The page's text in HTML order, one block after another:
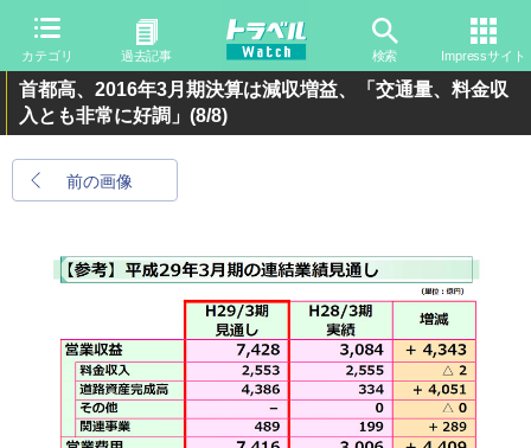
カテゴリ 過去記事 検索 Impressサイト
首都高、2016年3月期決算は減収増益、「交通量、料金収
入とも非常に好調」 (8/8)
前の画像